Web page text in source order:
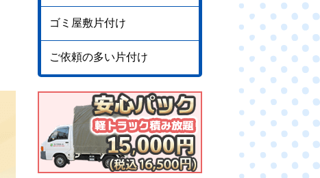
ゴミ屋敷片付け
ご依頼の多い片付け